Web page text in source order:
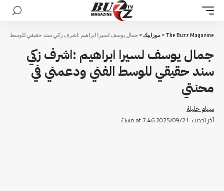
The Buzz Magazine
> موزاييك> جمال يوسف لسيرا ابراهيم :اشرف زكي سند حقيقي للوسط
جمال يوسف لسيرا ابراهيم :اشرف زكي
سند حقيقي للوسط الفني ودعمني في
محنتي
آخر تحديث: 2025/09/21 at 7:46 مساءً
سهام حليلة